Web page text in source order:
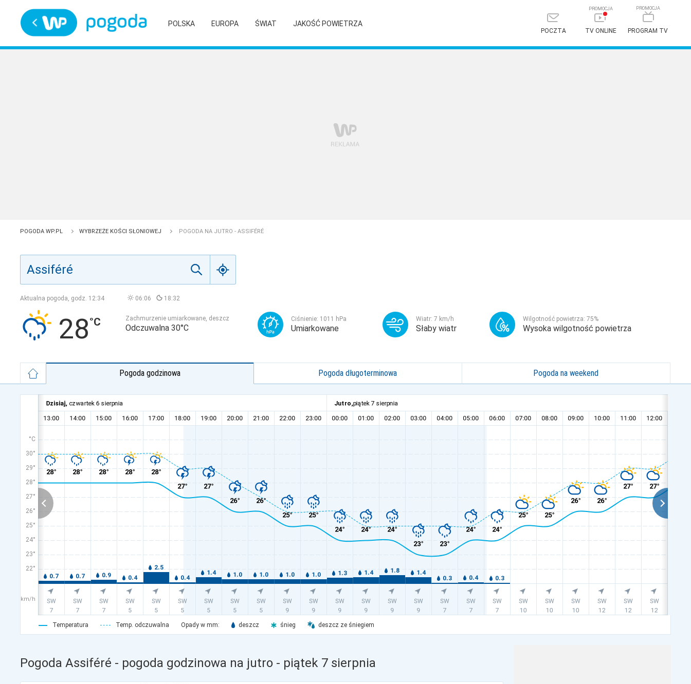
POLSKA EUROPA ŚWIAT JAKOŚĆ POWIETRZA
POCZTA TV ONLINE PROGRAM TV
POGODA WP.PL WYBRZEŻE KOŚCI SŁONIOWEJ POGODA NA JUTRO - ASSIFÉRÉ
Aktualna pogoda, godz. 12:34 06:06 18:32
28 Zachmurzenie umiarkowane, deszcz
Odczuwalna 30°C
Ciśnienie: 1011 hPa
Umiarkowane
Wiatr: 7 km/h
Słaby wiatr
Wilgotność powietrza: 75%
Wysoka wilgotność powietrza
Pogoda godzinowa Pogoda długoterminowa Pogoda na weekend
°C
30°
29°
28°
27°
26°
25°
24°
23°
22°
km/h
Temperatura Temp. odczuwalna Opady w mm: deszcz śnieg deszcz ze śniegiem
Pogoda Assiféré - pogoda godzinowa na jutro - piątek 7 sierpnia